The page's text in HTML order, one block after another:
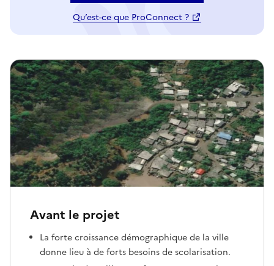
Qu’est-ce que ProConnect ?
Avant le projet
La forte croissance démographique de la ville
donne lieu à de forts besoins de scolarisation.